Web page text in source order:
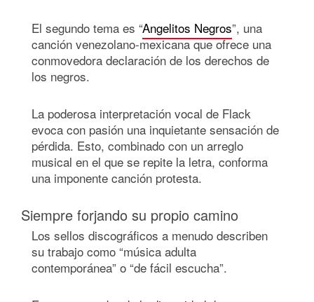
El segundo tema es “Angelitos Negros”, una
canción venezolano-mexicana que ofrece una
conmovedora declaración de los derechos de
los negros.
La poderosa interpretación vocal de Flack
evoca con pasión una inquietante sensación de
pérdida. Esto, combinado con un arreglo
musical en el que se repite la letra, conforma
una imponente canción protesta.
Siempre forjando su propio camino
Los sellos discográficos a menudo describen
su trabajo como “música adulta
contemporánea” o “de fácil escucha”.